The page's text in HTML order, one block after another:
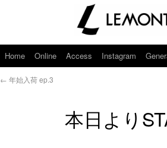
Home Online Access Instagram
← 年始入荷 ep.3
本日より